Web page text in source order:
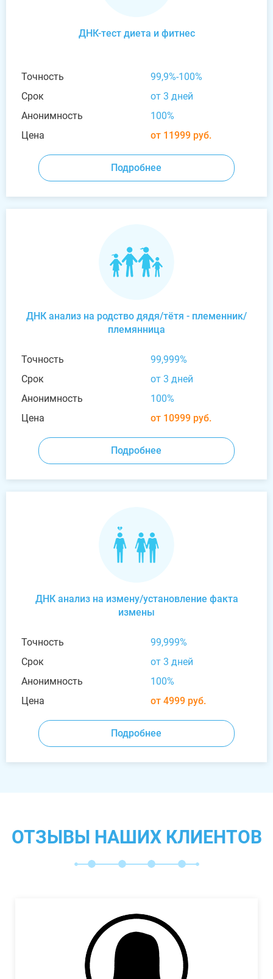
ДНК-тест диета и фитнес
Точность
99,9%-100%
Срок
от 3 дней
Анонимность
100%
Цена
от 11999 руб.
Подробнее
ДНК анализ на родство дядя/тётя - племенник/
племянница
Точность
99,999%
Срок
от 3 дней
Анонимность
100%
Цена
от 10999 руб.
Подробнее
ДНК анализ на измену/установление факта
измены
Точность
99,999%
Срок
от 3 дней
Анонимность
100%
Цена
от 4999 руб.
Подробнее
ОТЗЫВЫ НАШИХ КЛИЕНТОВ